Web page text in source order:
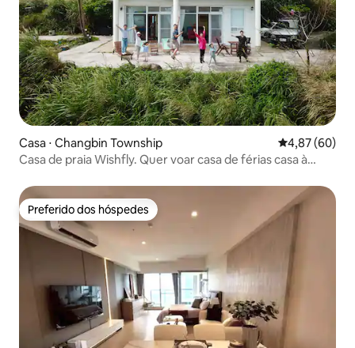
Casa ⋅ Changbin Township 4,87 de uma
4,87 (60)
Casa de praia Wishfly. Quer voar casa de férias casa à
Preferido dos hóspedes
Preferido dos hóspedes